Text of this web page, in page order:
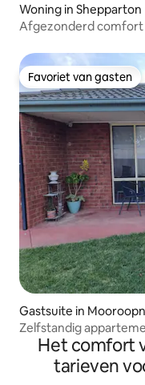
Woning in Shepparton
Afgezonderd comfort
Favoriet van gasten
Favoriet van gasten
Gastsuite in
Zelfstandig
Het comfort
tarieven